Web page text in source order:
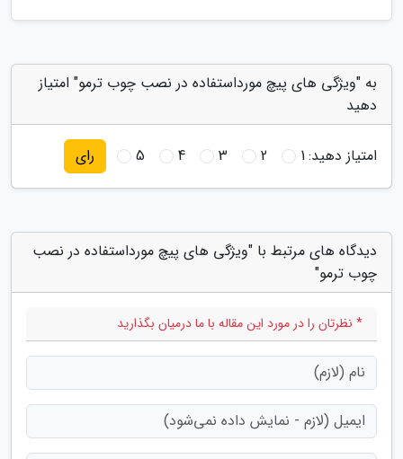
به "ویژگی های پیچ مورداستفاده در نصب چوب ترمو" امتیاز
دهید
امتیاز دهید:1
2
3
4
5 رای
دیدگاه های مرتبط با "ویژگی های پیچ مورداستفاده در نصب
چوب ترمو"
* نظرتان را در مورد این مقاله با ما درمیان بگذارید